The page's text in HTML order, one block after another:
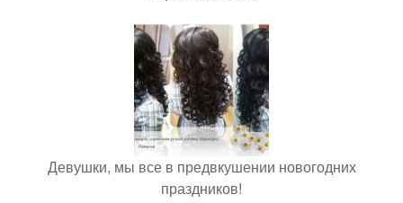
Девушки, мы все в предвкушении новогодних
праздников!